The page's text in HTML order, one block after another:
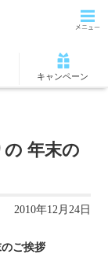
キャンペーン
年末の
2010年12月24日
ご挨拶